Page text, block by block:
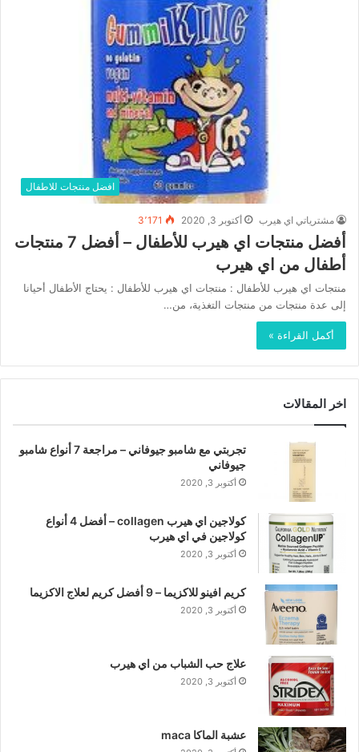
افضل منتجات للاطفال
مشترياتي اي هيرب أكتوبر 3, 2020 3٬171
أفضل منتجات اي هيرب للأطفال – أفضل 7 منتجات
أطفال من اي هيرب
منتجات اي هيرب للأطفال : منتجات اي هيرب للأطفال : يحتاج الأطفال أحيانا
إلى عدة منتجات من منتجات التغذية، من…
أكمل القراءة »
اخر المقالات
تجربتي مع شامبو جيوفاني – مراجعة 7 أنواع شامبو
جيوفاني
أكتوبر 3, 2020
كولاجين اي هيرب collagen – أفضل 4 أنواع
كولاجين في اي هيرب
أكتوبر 3, 2020
كريم افينو للاكزيما – 9 أفضل كريم لعلاج الاكزيما
أكتوبر 3, 2020
علاج حب الشباب من اي هيرب
أكتوبر 3, 2020
عشبة الماكا maca